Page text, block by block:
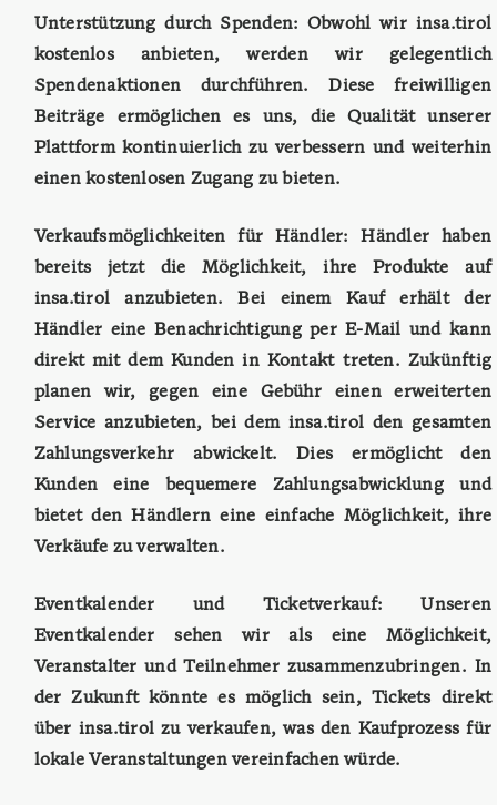
Unterstützung durch Spenden: Obwohl wir insa.tirol
kostenlos anbieten, werden wir gelegentlich
Spendenaktionen durchführen. Diese freiwilligen
Beiträge ermöglichen es uns, die Qualität unserer
Plattform kontinuierlich zu verbessern und weiterhin
einen kostenlosen Zugang zu bieten.
Verkaufsmöglichkeiten für Händler: Händler haben
bereits jetzt die Möglichkeit, ihre Produkte auf
insa.tirol anzubieten. Bei einem Kauf erhält der
Händler eine Benachrichtigung per E-Mail und kann
direkt mit dem Kunden in Kontakt treten. Zukünftig
planen wir, gegen eine Gebühr einen erweiterten
Service anzubieten, bei dem insa.tirol den gesamten
Zahlungsverkehr abwickelt. Dies ermöglicht den
Kunden eine bequemere Zahlungsabwicklung und
bietet den Händlern eine einfache Möglichkeit, ihre
Verkäufe zu verwalten.
Eventkalender und Ticketverkauf: Unseren
Eventkalender sehen wir als eine Möglichkeit,
Veranstalter und Teilnehmer zusammenzubringen. In
der Zukunft könnte es möglich sein, Tickets direkt
über insa.tirol zu verkaufen, was den Kaufprozess für
lokale Veranstaltungen vereinfachen würde.